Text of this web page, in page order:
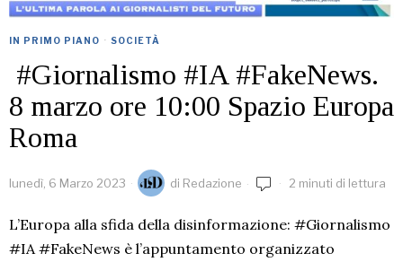
IN PRIMO PIANO · SOCIETÀ
#Giornalismo #IA #FakeNews.
8 marzo ore 10:00 Spazio Europa
Roma
lunedì, 6 Marzo 2023 di Redazione 2 minuti di lettura
L’Europa alla sfida della disinformazione: #Giornalismo
#IA #FakeNews è l’appuntamento organizzato